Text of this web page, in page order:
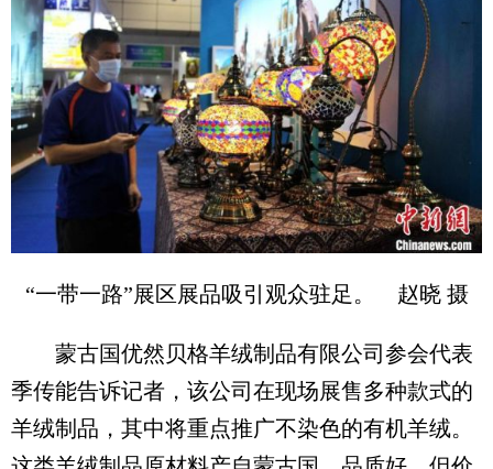
“一带一路”展区展品吸引观众驻足。 赵晓 摄
蒙古国优然贝格羊绒制品有限公司参会代表
季传能告诉记者，该公司在现场展售多种款式的
羊绒制品，其中将重点推广不染色的有机羊绒。